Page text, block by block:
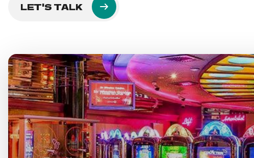
LET'S TALK